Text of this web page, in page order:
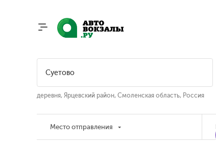
деревня, Ярцевский район, Смоленская область, Россия
Место отправления